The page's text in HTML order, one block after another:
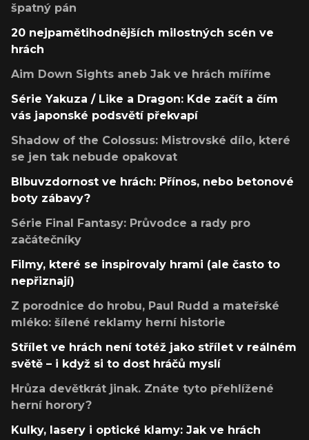
špatný pán
20 nejpamětihodnějších milostných scén ve
hrách
Aim Down Sights aneb Jak ve hrách míříme
Série Yakuza / Like a Dragon: Kde začít a čím
vás japonské podsvětí překvapí
Shadow of the Colossus: Mistrovské dílo, které
se jen tak nebude opakovat
Blbuvzdornost ve hrách: Přínos, nebo betonové
boty zábavy?
Série Final Fantasy: Průvodce a rady pro
začátečníky
Filmy, které se inspirovaly hrami (ale často to
nepřiznají)
Z porodnice do hrobu, Paul Rudd a mateřské
mléko: šílené reklamy herní historie
Střílet ve hrách není totéž jako střílet v reálném
světě – i když si to dost hráčů myslí
Hrůza devětkrát jinak. Znáte tyto přehlížené
herní horory?
Kulky, lasery i optické klamy: Jak ve hrách